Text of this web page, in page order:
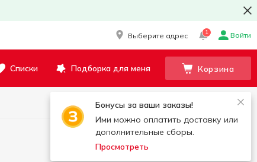
Выберите адрес 1 Войти
Списки Подборка для меня Корзина
Бонусы за ваши заказы!
Ими можно оплатить доставку или
дополнительные сборы.
Просмотреть